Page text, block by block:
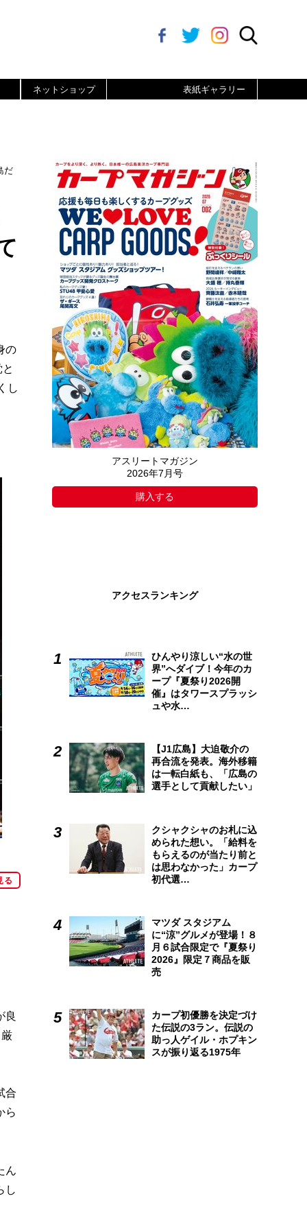
ネットショップ 表紙ギャラリー
だ
の
し
る
良
合
ら
ん
し
アスリートマガジン
2026年7月号
購入する
アクセスランキング
ひんやり涼しい“水の世
界”へダイブ！今年のカ
ープ『夏祭り2026開
催』はタワースプラッシ
ュや水…
【J1広島】大迫敬介の
再合流を発表。海外移籍
は一転白紙も、「広島の
選手として貢献したい」
クシャクシャのお札に込
められた想い。「給料を
もらえるのが当たり前と
は思わなかった」カープ
初代選…
マツダ スタジアム
に“涼”グルメが登場！８
月６試合限定で『夏祭り
2026』限定７商品を販
売
カープ初優勝を決定づけ
た伝説の3ラン。伝説の
助っ人ゲイル・ホプキン
スが振り返る1975年